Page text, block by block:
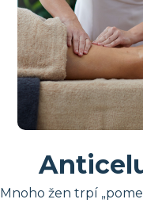
Mnoho žen trpí